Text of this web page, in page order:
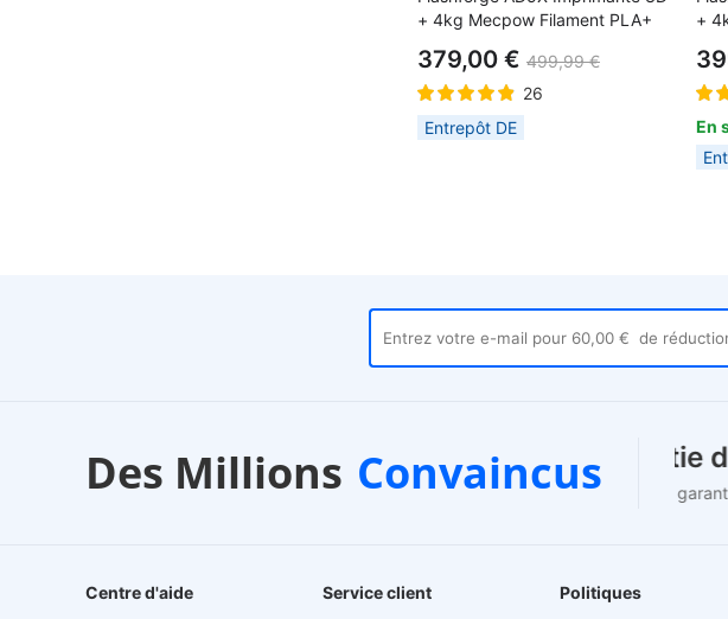
+ 4kg Mecpow Filament PLA+
Blanc/Lilas/Gris/Noir
379,00 € 499,99 €
26
Entrepôt DE
+
En
Des Millions Convaincus
locaux
24 heures sur 24
Service client
24/7 Live Chat Support de
Centre d'aide Service client Politiques